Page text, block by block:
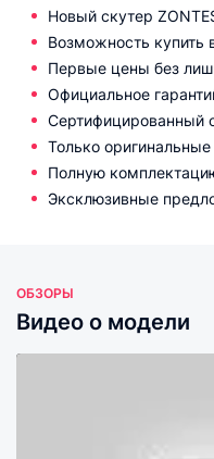
Новый cкутер
Возможность купить
Первые цены без
Официальное
Сертифицированный
Только оригинальные
Полную
Эксклюзивные
ОБЗОРЫ
Видео о модели